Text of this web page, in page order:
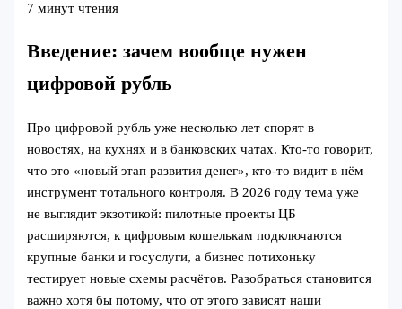
7 минут чтения
Введение: зачем вообще нужен
цифровой рубль
Про цифровой рубль уже несколько лет спорят в
новостях, на кухнях и в банковских чатах. Кто-то говорит,
что это «новый этап развития денег», кто-то видит в нём
инструмент тотального контроля. В 2026 году тема уже
не выглядит экзотикой: пилотные проекты ЦБ
расширяются, к цифровым кошелькам подключаются
крупные банки и госуслуги, а бизнес потихоньку
тестирует новые схемы расчётов. Разобраться становится
важно хотя бы потому, что от этого зависят наши